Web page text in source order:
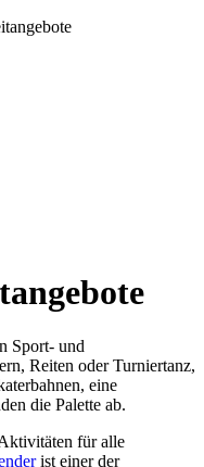
Sport- und
Reiten oder Turniertanz,
eine
die Palette ab.
für alle
ist einer der